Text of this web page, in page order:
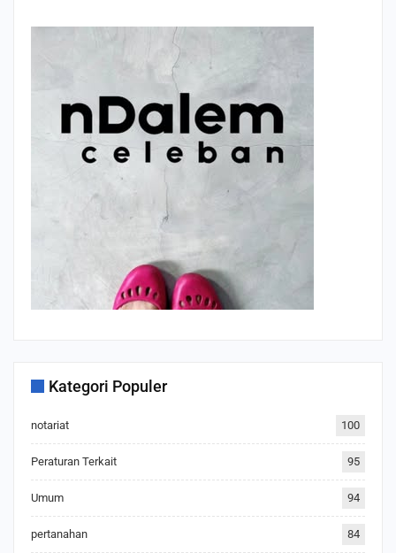
Kategori Populer
notariat 100
Peraturan Terkait 95
Umum 94
pertanahan 84